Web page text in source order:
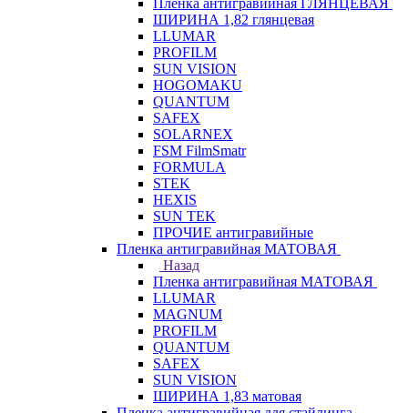
Пленка антигравийная ГЛЯНЦЕВАЯ
ШИРИНА 1,82 глянцевая
LLUMAR
PROFILM
SUN VISION
HOGOMAKU
QUANTUM
SAFEX
SOLARNEX
FSM FilmSmatr
FORMULA
STEK
HEXIS
SUN TEK
ПРОЧИЕ антигравийные
Пленка антигравийная МАТОВАЯ
Назад
Пленка антигравийная МАТОВАЯ
LLUMAR
MAGNUM
PROFILM
QUANTUM
SAFEX
SUN VISION
ШИРИНА 1,83 матовая